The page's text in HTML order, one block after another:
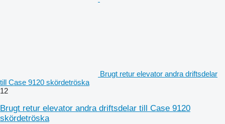
Brugt retur elevator andra driftsdelar
till Case 9120 skördetröska
12
Brugt retur elevator andra driftsdelar till Case 9120
skördetröska